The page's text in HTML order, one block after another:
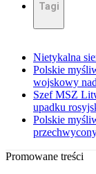
Tagi
Nietykalna
Polskie
wojskowy
Szef MSZ
upadku
Polskie
Promowane treści